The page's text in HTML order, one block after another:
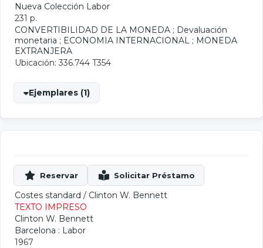
Nueva Colección Labor
231 p.
CONVERTIBILIDAD DE LA MONEDA ; Devaluación
monetaria ; ECONOMIA INTERNACIONAL ; MONEDA
EXTRANJERA
Ubicación: 336.744 T354
Ejemplares (1)
Costes standard / Clinton W. Bennett
TEXTO IMPRESO
Clinton W. Bennett
Barcelona : Labor
1967